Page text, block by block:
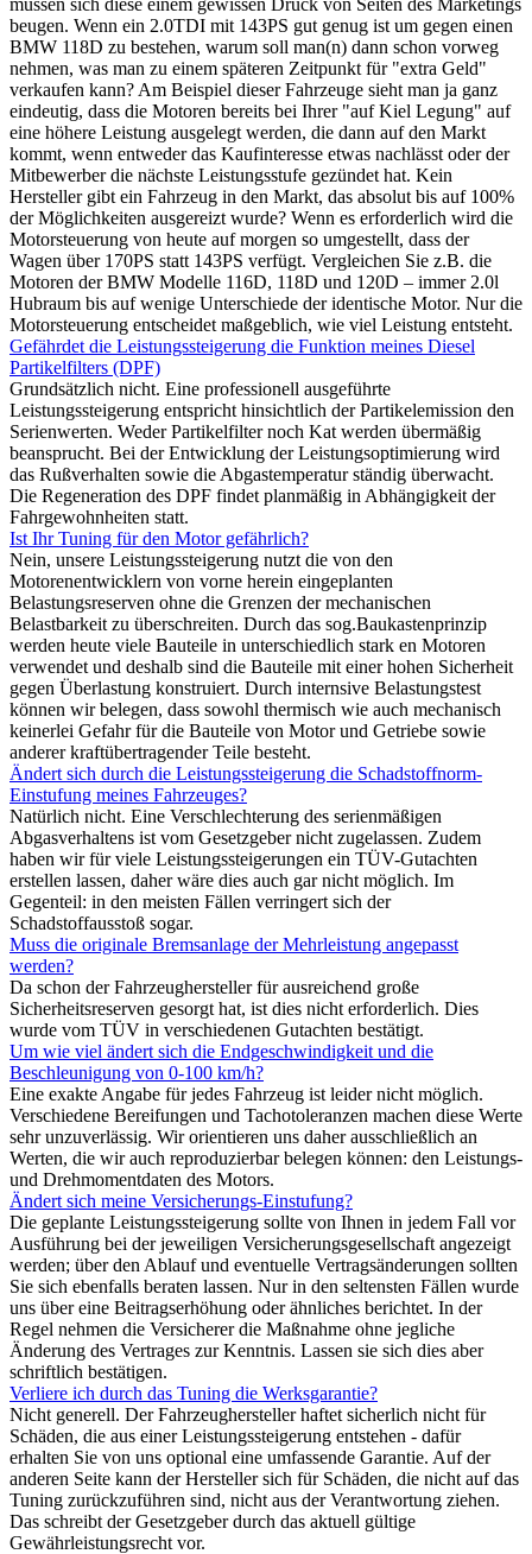
beugen. Wenn ein 2.0TDI mit 143PS gut genug ist um gegen einen
BMW 118D zu bestehen, warum soll man(n) dann schon vorweg
nehmen, was man zu einem späteren Zeitpunkt für "extra Geld"
verkaufen kann? Am Beispiel dieser Fahrzeuge sieht man ja ganz
eindeutig, dass die Motoren bereits bei Ihrer "auf Kiel Legung" auf
eine höhere Leistung ausgelegt werden, die dann auf den Markt
kommt, wenn entweder das Kaufinteresse etwas nachlässt oder der
Mitbewerber die nächste Leistungsstufe gezündet hat. Kein
Hersteller gibt ein Fahrzeug in den Markt, das absolut bis auf 100%
der Möglichkeiten ausgereizt wurde? Wenn es erforderlich wird die
Motorsteuerung von heute auf morgen so umgestellt, dass der
Wagen über 170PS statt 143PS verfügt. Vergleichen Sie z.B. die
Motoren der BMW Modelle 116D, 118D und 120D – immer 2.0l
Hubraum bis auf wenige Unterschiede der identische Motor. Nur die
Motorsteuerung entscheidet maßgeblich, wie viel Leistung entsteht.
Gefährdet die Leistungssteigerung die Funktion meines Diesel
Partikelfilters (DPF)
Grundsätzlich nicht. Eine professionell ausgeführte
Leistungssteigerung entspricht hinsichtlich der Partikelemission den
Serienwerten. Weder Partikelfilter noch Kat werden übermäßig
beansprucht. Bei der Entwicklung der Leistungsoptimierung wird
das Rußverhalten sowie die Abgastemperatur ständig überwacht.
Die Regeneration des DPF findet planmäßig in Abhängigkeit der
Fahrgewohnheiten statt.
Ist Ihr Tuning für den Motor gefährlich?
Nein, unsere Leistungssteigerung nutzt die von den
Motorenentwicklern von vorne herein eingeplanten
Belastungsreserven ohne die Grenzen der mechanischen
Belastbarkeit zu überschreiten. Durch das sog.Baukastenprinzip
werden heute viele Bauteile in unterschiedlich stark en Motoren
verwendet und deshalb sind die Bauteile mit einer hohen Sicherheit
gegen Überlastung konstruiert. Durch internsive Belastungstest
können wir belegen, dass sowohl thermisch wie auch mechanisch
keinerlei Gefahr für die Bauteile von Motor und Getriebe sowie
anderer kraftübertragender Teile besteht.
Ändert sich durch die Leistungssteigerung die Schadstoffnorm-
Einstufung meines Fahrzeuges?
Natürlich nicht. Eine Verschlechterung des serienmäßigen
Abgasverhaltens ist vom Gesetzgeber nicht zugelassen. Zudem
haben wir für viele Leistungssteigerungen ein TÜV-Gutachten
erstellen lassen, daher wäre dies auch gar nicht möglich. Im
Gegenteil: in den meisten Fällen verringert sich der
Schadstoffausstoß sogar.
Muss die originale Bremsanlage der Mehrleistung angepasst
werden?
Da schon der Fahrzeughersteller für ausreichend große
Sicherheitsreserven gesorgt hat, ist dies nicht erforderlich. Dies
wurde vom TÜV in verschiedenen Gutachten bestätigt.
Um wie viel ändert sich die Endgeschwindigkeit und die
Beschleunigung von 0-100 km/h?
Eine exakte Angabe für jedes Fahrzeug ist leider nicht möglich.
Verschiedene Bereifungen und Tachotoleranzen machen diese Werte
sehr unzuverlässig. Wir orientieren uns daher ausschließlich an
Werten, die wir auch reproduzierbar belegen können: den Leistungs-
und Drehmomentdaten des Motors.
Ändert sich meine Versicherungs-Einstufung?
Die geplante Leistungssteigerung sollte von Ihnen in jedem Fall vor
Ausführung bei der jeweiligen Versicherungsgesellschaft angezeigt
werden; über den Ablauf und eventuelle Vertragsänderungen sollten
Sie sich ebenfalls beraten lassen. Nur in den seltensten Fällen wurde
uns über eine Beitragserhöhung oder ähnliches berichtet. In der
Regel nehmen die Versicherer die Maßnahme ohne jegliche
Änderung des Vertrages zur Kenntnis. Lassen sie sich dies aber
schriftlich bestätigen.
Verliere ich durch das Tuning die Werksgarantie?
Nicht generell. Der Fahrzeughersteller haftet sicherlich nicht für
Schäden, die aus einer Leistungssteigerung entstehen - dafür
erhalten Sie von uns optional eine umfassende Garantie. Auf der
anderen Seite kann der Hersteller sich für Schäden, die nicht auf das
Tuning zurückzuführen sind, nicht aus der Verantwortung ziehen.
Das schreibt der Gesetzgeber durch das aktuell gültige
Gewährleistungsrecht vor.